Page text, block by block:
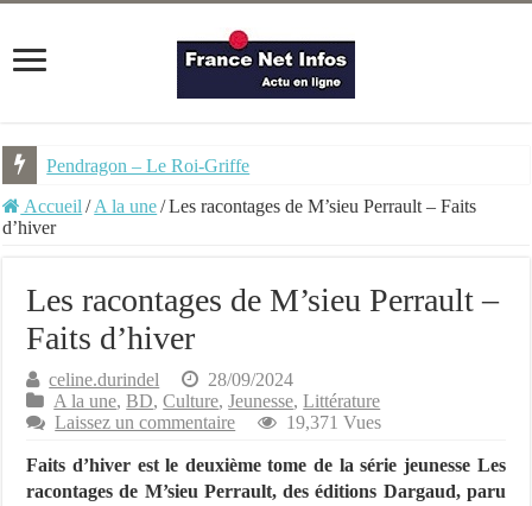
Pendragon – Le Roi-Griffe
La dernière sorcière – Ed. Hauteville
Accueil / A la une/Les racontages de M’sieu Perrault – Faits
d’hiver
Les racontages de M’sieu Perrault –
Faits d’hiver
celine.durindel
28/09/2024
A la une,BD,Culture,Jeunesse,Littérature
Laissez un commentaire
19,371 Vues
Faits d’hiver est le deuxième tome de la série jeunesse Les
racontages de M’sieu Perrault, des éditions Dargaud, paru